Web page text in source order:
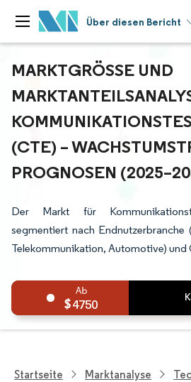
Über diesen Bericht
MARKTGRÖSSE UND M
CTE) –
ROGNOSEN
Der Markt für
segmentiert nach
Telekommunikation, Automotive) und
4750
Startseite Marktanalyse